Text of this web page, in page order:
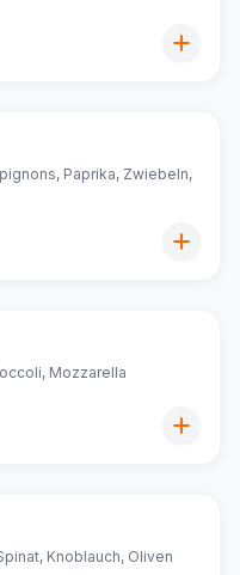
Paprika, Zwiebeln,
Mozzarella
Knoblauch, Oliven